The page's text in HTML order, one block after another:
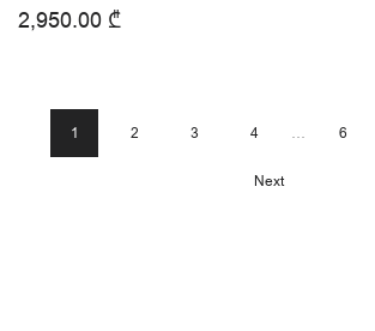
2,950.00 ₾
1 2 3 4 … 6
Next